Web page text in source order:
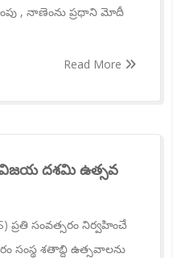
, నాణెంను ప్రధాని మోదీ
Read More
దశమి ఉత్సవ
ప్రతి సంవత్సరం నిర్వహించే
సంస్థ శతాబ్ది ఉత్సవాలను